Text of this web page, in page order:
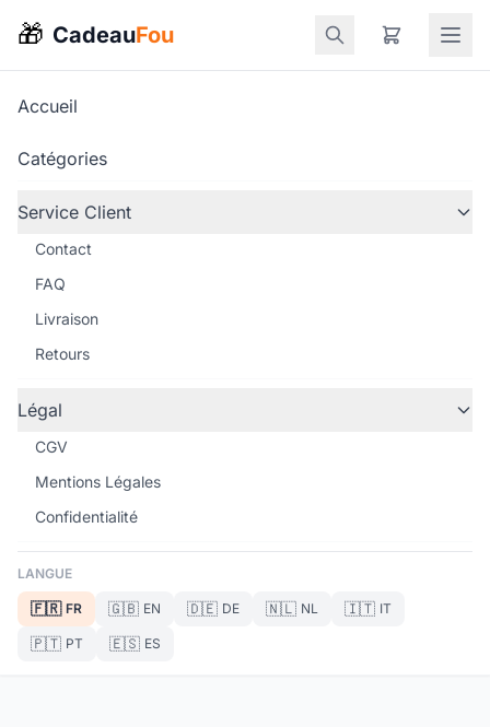
🎁 CadeauFou
Accueil
Catégories
Service Client
Contact
FAQ
Livraison
Retours
Légal
CGV
Mentions Légales
Confidentialité
LANGUE
🇫🇷 FR 🇬🇧 EN 🇩🇪 DE 🇳🇱 NL 🇮🇹 IT
🇵🇹 PT 🇪🇸 ES